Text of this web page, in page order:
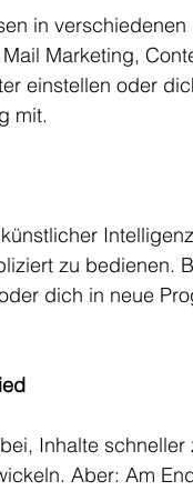
in
Marketing,
einstellen oder
mit.
zu bedienen.
dich in neue
Inhalte
Aber: Am